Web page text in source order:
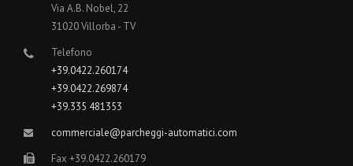
Via A.B. Nobel, 22
31020 Villorba - TV
Telefono
+39.0422.260174
+39.0422.269874
+39.335 481353
commerciale@parcheggi-automatici.com
Fax +39.0422.260179